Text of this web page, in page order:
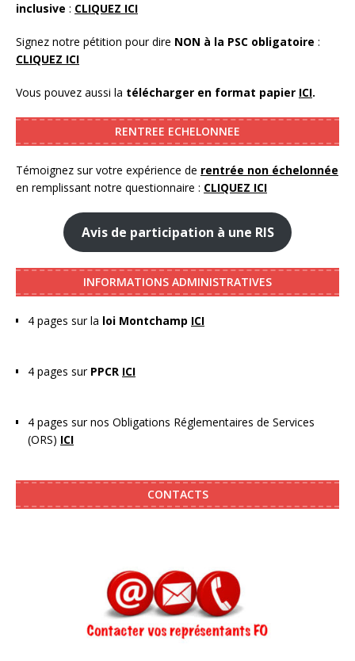
inclusive : CLIQUEZ ICI
Signez notre pétition pour dire NON à la PSC obligatoire :
CLIQUEZ ICI
Vous pouvez aussi la télécharger en format papier ICI.
RENTREE ECHELONNEE
Témoignez sur votre expérience de rentrée non échelonnée
en remplissant notre questionnaire : CLIQUEZ ICI
Avis de participation à une RIS
INFORMATIONS ADMINISTRATIVES
4 pages sur la loi Montchamp ICI
4 pages sur PPCR ICI
4 pages sur nos Obligations Réglementaires de Services
(ORS) ICI
CONTACTS